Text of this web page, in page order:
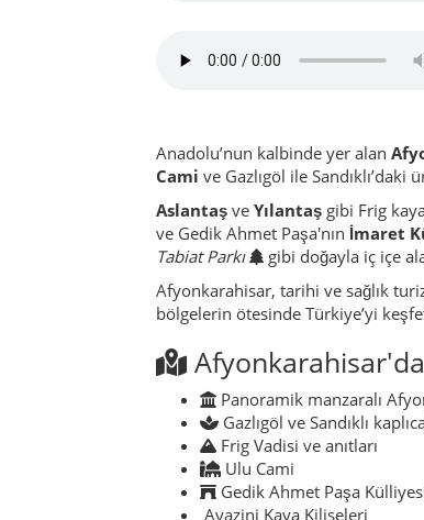
Anadolu’nun kalbinde yer alan
Cami ve Gazlıgöl ile Sandıklı’daki
Aslantaş ve Yılantaş gibi Frig
ve Gedik Ahmet Paşa'nın İmaret
Tabiat Parkı
gibi doğayla iç içe
Afyonkarahisar, tarihi ve sağlık
bölgelerin ötesinde Türkiye’yi
Panoramik manzaralı
Gazlıgöl ve Sandıklı
Frig Vadisi ve anıtları
Ulu Cami
Gedik Ahmet Paşa
Ayazini Kaya Kiliseleri